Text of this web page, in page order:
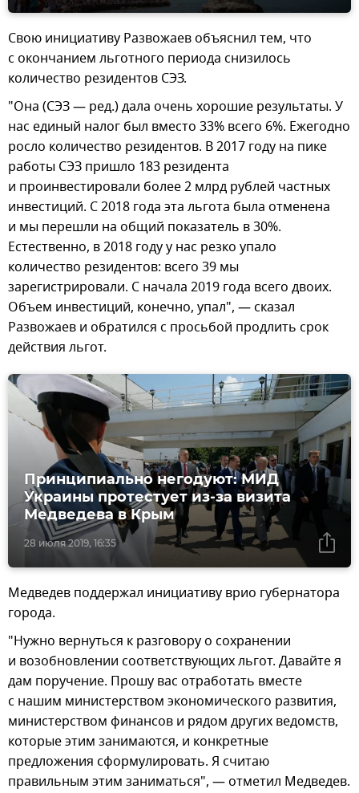
Свою инициативу Развожаев объяснил тем, что
с окончанием льготного периода снизилось
количество резидентов СЭЗ.
"Она (СЭЗ — ред.) дала очень хорошие результаты. У
нас единый налог был вместо 33% всего 6%. Ежегодно
росло количество резидентов. В 2017 году на пике
работы СЭЗ пришло 183 резидента
и проинвестировали более 2 млрд рублей частных
инвестиций. С 2018 года эта льгота была отменена
и мы перешли на общий показатель в 30%.
Естественно, в 2018 году у нас резко упало
количество резидентов: всего 39 мы
зарегистрировали. С начала 2019 года всего двоих.
Объем инвестиций, конечно, упал", — сказал
Развожаев и обратился с просьбой продлить срок
действия льгот.
28 июля 2019, 16:35
Принципиально негодуют: МИД
Украины протестует из-за визита
Медведева в Крым
Медведев поддержал инициативу врио губернатора
города.
"Нужно вернуться к разговору о сохранении
и возобновлении соответствующих льгот. Давайте я
дам поручение. Прошу вас отработать вместе
с нашим министерством экономического развития,
министерством финансов и рядом других ведомств,
которые этим занимаются, и конкретные
предложения сформулировать. Я считаю
правильным этим заниматься", — отметил Медведев.